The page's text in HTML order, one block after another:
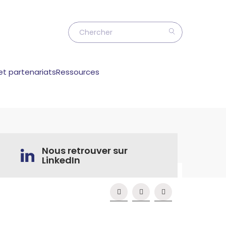
partenariatsRessources
Nous retrouver sur
LinkedIn